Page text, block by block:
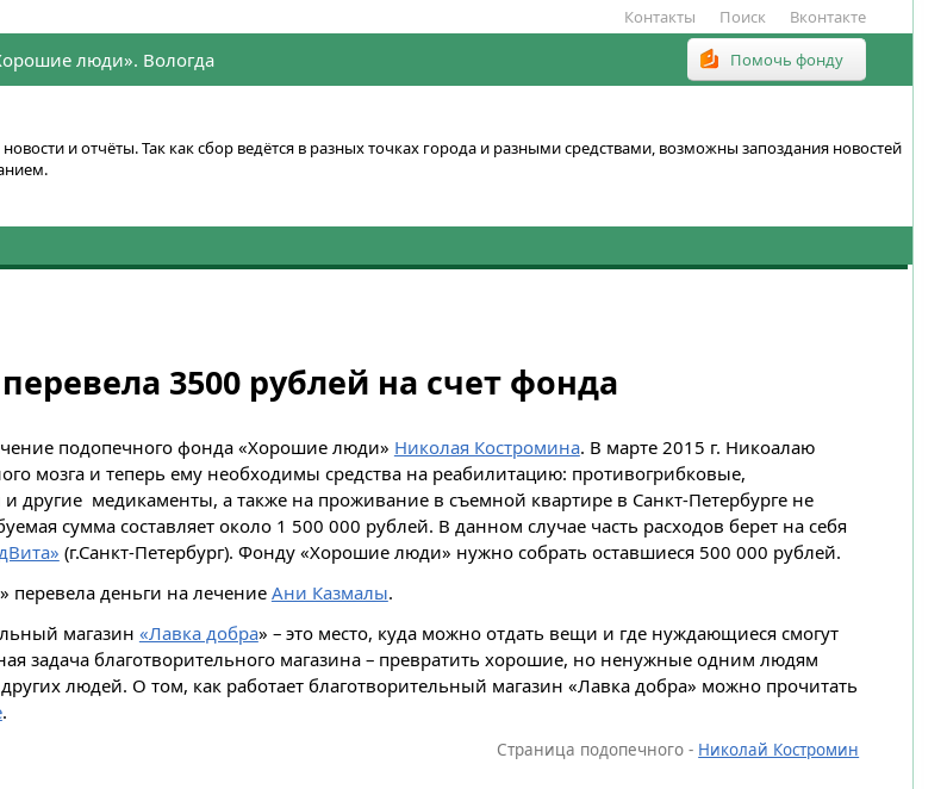
Контакты Поиск Вконтакте
люди». Вологда Помочь фонду
и отчёты. Так как сбор ведётся в разных точках города и разными средствами, возможны запоздания новостей
3500 рублей на счет фонда
подопечного фонда «Хорошие люди» Николая Костромина. В марте 2015 г. Никоалаю
мозга и теперь ему необходимы средства на реабилитацию: противогрибковые,
другие медикаменты, а также на проживание в съемной квартире в Санкт-Петербурге не
сумма составляет около 1 500 000 рублей. В данном случае часть расходов берет на себя
(г.Санкт-Петербург). Фонду «Хорошие люди» нужно собрать оставшиеся 500 000 рублей.
» перевела деньги на лечение Ани Казмалы.
магазин «Лавка добра» – это место, куда можно отдать вещи и где нуждающиеся смогут
задача благотворительного магазина – превратить хорошие, но ненужные одним людям
людей. О том, как работает благотворительный магазин «Лавка добра» можно прочитать
.
Страница подопечного - Николай Костромин